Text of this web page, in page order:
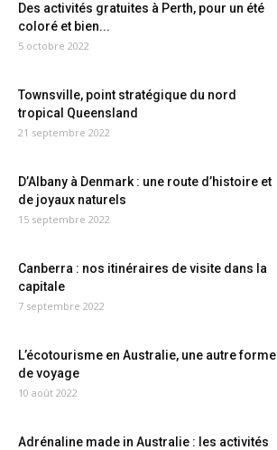
Des activités gratuites à Perth, pour un été
coloré et bien...
5 octobre 2022
Townsville, point stratégique du nord
tropical Queensland
21 septembre 2022
D’Albany à Denmark : une route d’histoire et
de joyaux naturels
15 septembre 2022
Canberra : nos itinéraires de visite dans la
capitale
7 septembre 2022
L’écotourisme en Australie, une autre forme
de voyage
10 août 2022
Adrénaline made in Australie : les activités